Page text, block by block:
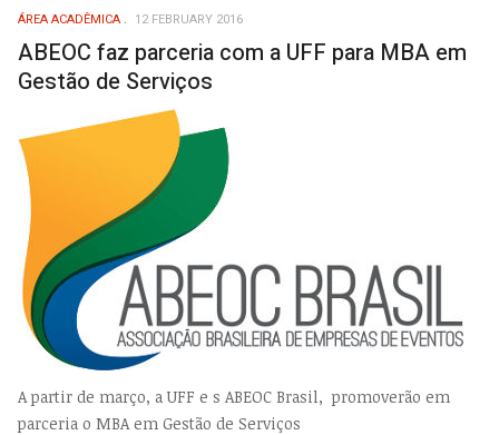
ÁREA ACADÊMICA 12 FEBRUARY 2016
ABEOC faz parceria com a UFF para MBA em
Gestão de Serviços
A partir de março, a UFF e s ABEOC Brasil, promoverão em
parceria o MBA em Gestão de Serviços